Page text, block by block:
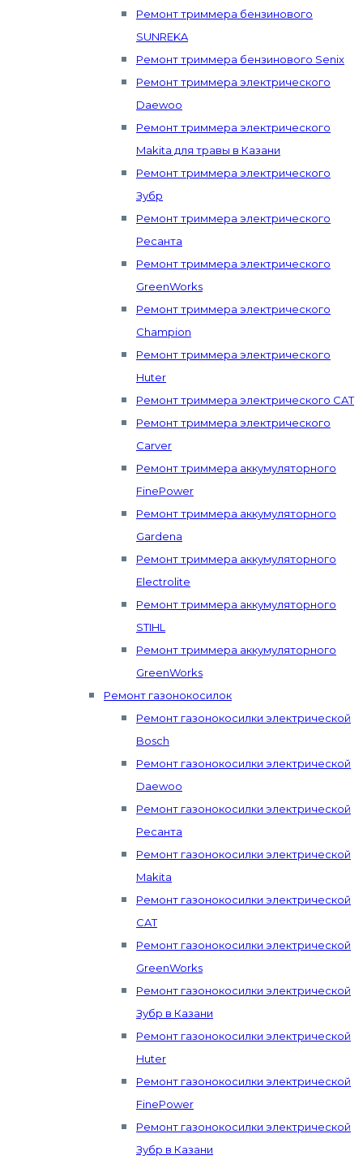
Ремонт триммера бензинового
SUNREKA
Ремонт триммера бензинового Senix
Ремонт триммера электрического
Daewoo
Ремонт триммера электрического
Makita для травы в Казани
Ремонт триммера электрического
Зубр
Ремонт триммера электрического
Ресанта
Ремонт триммера электрического
GreenWorks
Ремонт триммера электрического
Champion
Ремонт триммера электрического
Huter
Ремонт триммера электрического CAT
Ремонт триммера электрического
Carver
Ремонт триммера аккумуляторного
FinePower
Ремонт триммера аккумуляторного
Gardena
Ремонт триммера аккумуляторного
Electrolite
Ремонт триммера аккумуляторного
STIHL
Ремонт триммера аккумуляторного
GreenWorks
Ремонт газонокосилок
Ремонт газонокосилки электрической
Bosch
Ремонт газонокосилки электрической
Daewoo
Ремонт газонокосилки электрической
Ресанта
Ремонт газонокосилки электрической
Makita
Ремонт газонокосилки электрической
CAT
Ремонт газонокосилки электрической
GreenWorks
Ремонт газонокосилки электрической
Зубр в Казани
Ремонт газонокосилки электрической
Huter
Ремонт газонокосилки электрической
FinePower
Ремонт газонокосилки электрической
Зубр в Казани